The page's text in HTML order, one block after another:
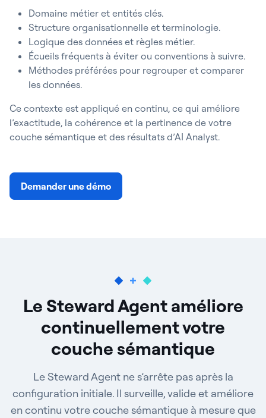
Domaine métier et entités clés.
Structure organisationnelle et terminologie.
Logique des données et règles métier.
Écueils fréquents à éviter ou conventions à suivre.
Méthodes préférées pour regrouper et comparer
les données.
Ce contexte est appliqué en continu, ce qui améliore
l’exactitude, la cohérence et la pertinence de votre
couche sémantique et des résultats d’AI Analyst.
Demander une démo
Le Steward Agent améliore
continuellement votre
couche sémantique
Le Steward Agent ne s’arrête pas après la
configuration initiale. Il surveille, valide et améliore
en continu votre couche sémantique à mesure que